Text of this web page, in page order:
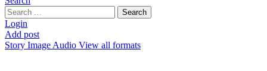
Search
for:
Search
Login
Add post
Story Image Audio View all formats